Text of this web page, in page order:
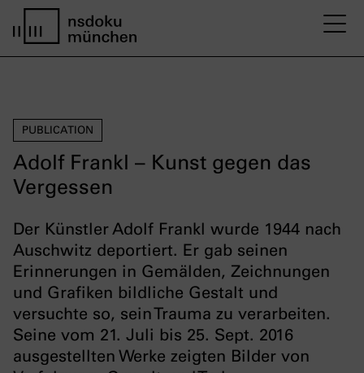
PUBLICATION
Adolf Frankl – Kunst gegen das
Vergessen
Der Künstler Adolf Frankl wurde 1944 nach
Auschwitz deportiert. Er gab seinen
Erinnerungen in Gemälden, Zeichnungen
und Grafiken bildliche Gestalt und
versuchte so, sein Trauma zu verarbeiten.
Seine vom 21. Juli bis 25. Sept. 2016
ausgestellten Werke zeigten Bilder von